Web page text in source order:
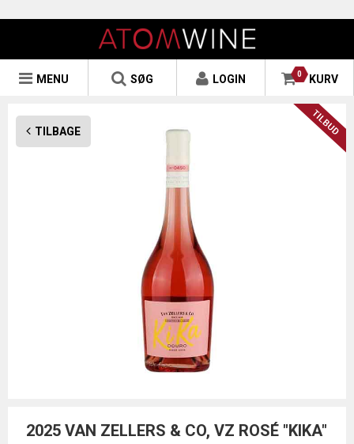
0 KURV
LOGIN
SØG
MENU
TILBAGE
2025 VAN ZELLERS & CO, VZ ROSÉ "KIKA"